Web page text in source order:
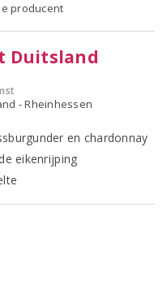
producent
Duitsland
- Rheinhessen
en chardonnay
eikenrijping